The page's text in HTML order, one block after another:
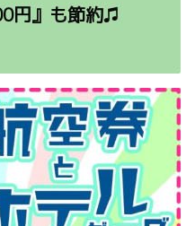
円』も節約♫